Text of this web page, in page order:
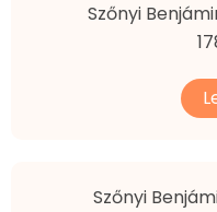
Szőnyi
Szőnyi